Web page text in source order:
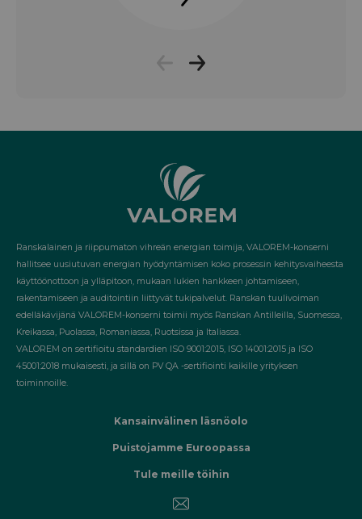
Ranskalainen ja riippumaton vihreän energian toimija, VALOREM-konserni
hallitsee uusiutuvan energian hyödyntämisen koko prosessin kehitysvaiheesta
käyttöönottoon ja ylläpitoon, mukaan lukien hankkeen johtamiseen,
rakentamiseen ja auditointiin liittyvät tukipalvelut. Ranskan tuulivoiman
edelläkävijänä VALOREM-konserni toimii myös Ranskan Antilleilla, Suomessa,
Kreikassa, Puolassa, Romaniassa, Ruotsissa ja Italiassa.
VALOREM on sertifioitu standardien ISO 9001:2015, ISO 14001:2015 ja ISO
45001:2018 mukaisesti, ja sillä on PV QA -sertifiointi kaikille yrityksen
toiminnoille.
Kansainvälinen läsnöolo
Puistojamme Euroopassa
Tule meille töihin